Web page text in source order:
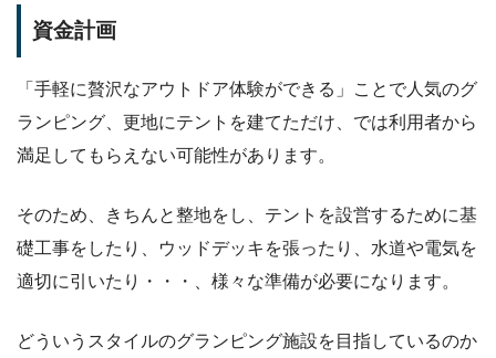
資金計画
「手軽に贅沢なアウトドア体験ができる」ことで人気のグ
ランピング、更地にテントを建てただけ、では利用者から
満足してもらえない可能性があります。
そのため、きちんと整地をし、テントを設営するために基
礎工事をしたり、ウッドデッキを張ったり、水道や電気を
適切に引いたり・・・、様々な準備が必要になります。
どういうスタイルのグランピング施設を目指しているのか